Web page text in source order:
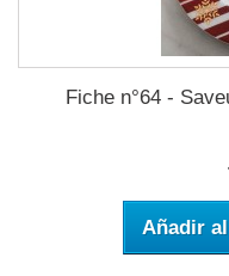
Fiche n°64 -
Añadir